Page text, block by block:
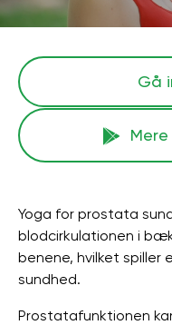
Gå
Yoga for prostata
blodcirkulationen i
benene, hvilket spiller
sundhed.
Prostatafunktionen